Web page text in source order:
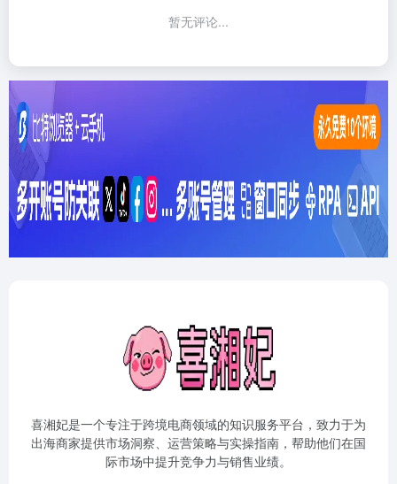
暂无评论...
喜湘妃是一个专注于跨境电商领域的知识服务平台，致力于为
出海商家提供市场洞察、运营策略与实操指南，帮助他们在国
际市场中提升竞争力与销售业绩。